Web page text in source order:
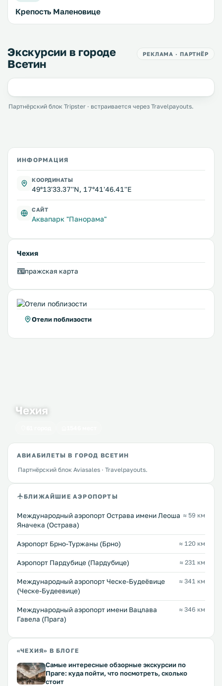
Крепость Маленовице
Экскурсии в городе
Всетин
РЕКЛАМА · ПАРТНЁР
Партнёрский блок Tripster · встраивается через Travelpayouts.
ИНФОРМАЦИЯ
КООРДИНАТЫ
49°13'33.37''N, 17°41'46.41''E
САЙТ
Аквапарк "Панорама"
Чехия
пражская карта
Отели поблизости
Чехия
АВИАБИЛЕТЫ В ГОРОД ВСЕТИН
Партнёрский блок Aviasales · Travelpayouts.
БЛИЖАЙШИЕ АЭРОПОРТЫ
Международный аэропорт Острава имени Леоша
Яначека (Острава)
≈ 59 км
Аэропорт Брно-Туржаны (Брно) ≈ 120 км
Аэропорт Пардубице (Пардубице) ≈ 231 км
Международный аэропорт Ческе-Будеёвице
(Ческе-Будеевице)
≈ 341 км
Международный аэропорт имени Вацлава
Гавела (Прага)
≈ 346 км
«ЧЕХИЯ» В БЛОГЕ
Самые интересные обзорные экскурсии по
Праге: куда пойти, что посмотреть, сколько
стоит